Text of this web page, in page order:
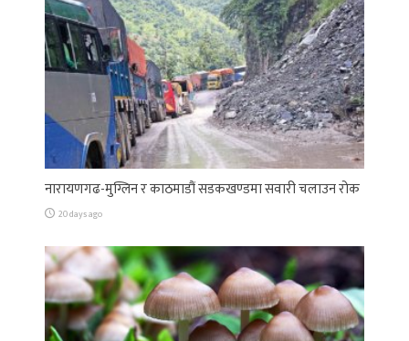
नारायणगढ-मुग्लिन र काठमाडौं सडकखण्डमा सवारी चलाउन रोक
20 days ago